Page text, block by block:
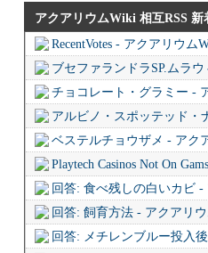
アクアリウムWiki 相互RSS 新
RecentVotes - アクアリウム
ブセファランドラSP.ムラ
チョコレート・グラミー -
アルビノ・スポッテッド・
ベステルチョウザメ - アク
Playtech Casinos Not On
回答: 食べ残しの白いカビ
回答: 飼育方法 - アクアリ
回答: メチレンブルー投入